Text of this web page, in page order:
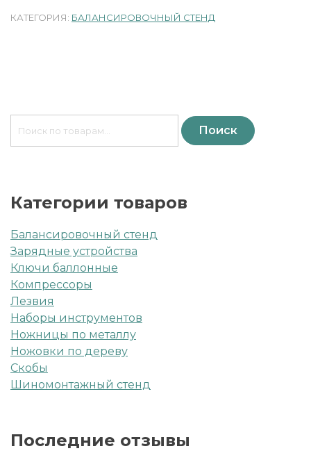
КАТЕГОРИЯ: БАЛАНСИРОВОЧНЫЙ СТЕНД
Поиск
Категории товаров
Балансировочный стенд
Зарядные устройства
Ключи баллонные
Компрессоры
Лезвия
Наборы инструментов
Ножницы по металлу
Ножовки по дереву
Скобы
Шиномонтажный стенд
Последние отзывы